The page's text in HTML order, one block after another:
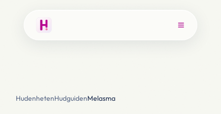
HudenhetenHudguidenMelasma